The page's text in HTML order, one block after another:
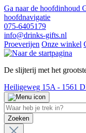
Ga naar de hoofdinhoud
hoofdnavigatie
075-6405179
info@drinks-gifts.nl
Proeverijen Onze winkel
De slijterij met het
Heiligeweg 15A - 1561
Zoeken